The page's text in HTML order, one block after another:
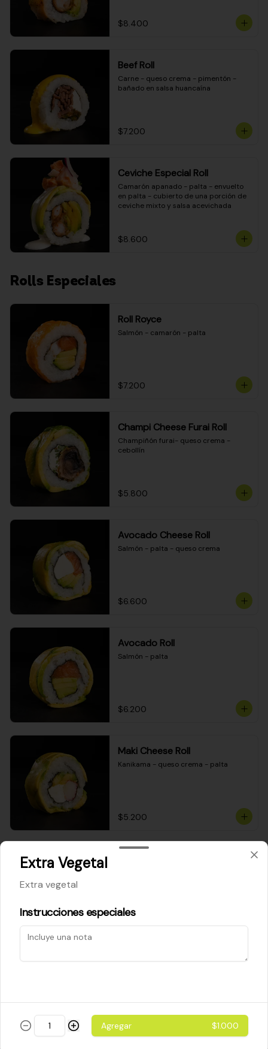
$8.400
Beef Roll
Carne - queso crema - pimentón -
bañado en salsa huancaína
$7.200
Ceviche Especial Roll
Camarón apanado - palta - envuelto
en palta - cubierto de una porción de
ceviche mixto y salsa acevichada
$8.600
Rolls Especiales
Roll Royce
Salmón - camarón - palta
$7.200
Champi Cheese Furai Roll
Champiñón furai- queso crema -
cebollín
$5.800
Avocado Cheese Roll
Salmón - palta - queso crema
$6.600
Avocado Roll
Salmón - palta
$6.200
Maki Cheese Roll
Kanikama - queso crema - palta
$5.200
$5.200
$5.800
Extra Vegetal
Extra vegetal
Instrucciones especiales
Agregar $1.000